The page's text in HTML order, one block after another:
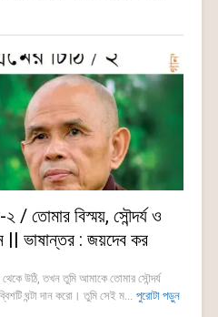
২ / তোমার বিস্ময়, সৌন্দর্য ও
|| ভাষান্তর : জয়দেব কর
উঠি, তখন তুমি আমাকে তোমার সৌন্দর্য
ঘন্টা দান করো। তুমি সেই ম... পুরোটা পড়ুন